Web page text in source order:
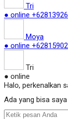
Tri
● online
Moya
● online
Tri
● online
Halo, perkenalkan
Ada yang bisa